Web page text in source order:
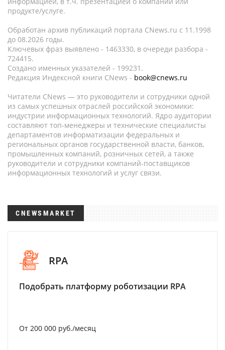
продукте/услуге.
Обработан архив публикаций портала CNews.ru c 11.1998
до 08.2026 годы.
Ключевых фраз выявлено - 1463330, в очереди разбора -
724415.
Создано именных указателей - 199231.
Редакция Индексной книги CNews - book@cnews.ru
Читатели CNews — это руководители и сотрудники одной
из самых успешных отраслей российской экономики:
индустрии информационных технологий. Ядро аудитории
составляют топ-менеджеры и технические специалисты
департаментов информатизации федеральных и
региональных органов государственной власти, банков,
промышленных компаний, розничных сетей, а также
руководители и сотрудники компаний-поставщиков
информационных технологий и услуг связи.
CNEWSMARKET
RPA
Подобрать платформу роботизации RPA
От 200 000 руб./месяц